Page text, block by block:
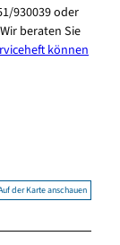
930039 oder
beraten Sie
können
der Karte anschauen